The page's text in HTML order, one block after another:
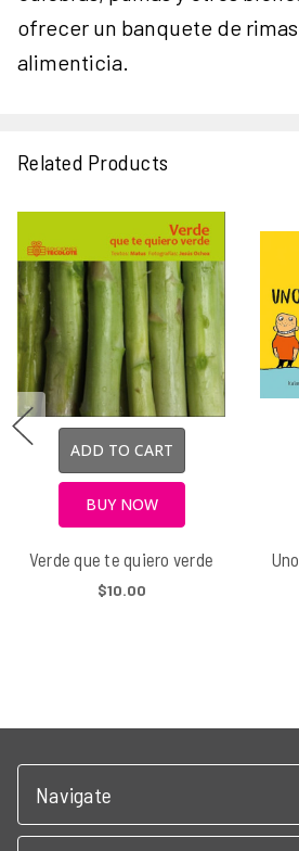
ofrecer un banquete de
alimenticia.
Related Products
ADD TO CART
BUY NOW
Verde que te quiero verde
$10.00
Navigate